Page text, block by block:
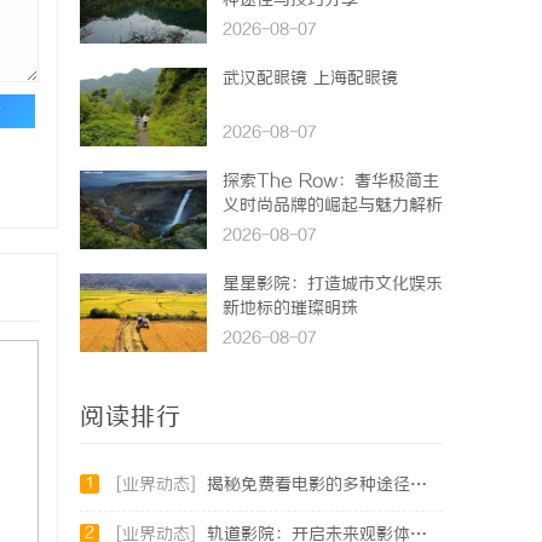
2026-08-07
武汉配眼镜 上海配眼镜
2026-08-07
探索The Row：奢华极简主
义时尚品牌的崛起与魅力解析
2026-08-07
星星影院：打造城市文化娱乐
新地标的璀璨明珠
2026-08-07
阅读排行
1 [业界动态] 揭秘免费看电影的多种途径及注意事项详解
2 [业界动态] 轨道影院：开启未来观影体验的新纪元